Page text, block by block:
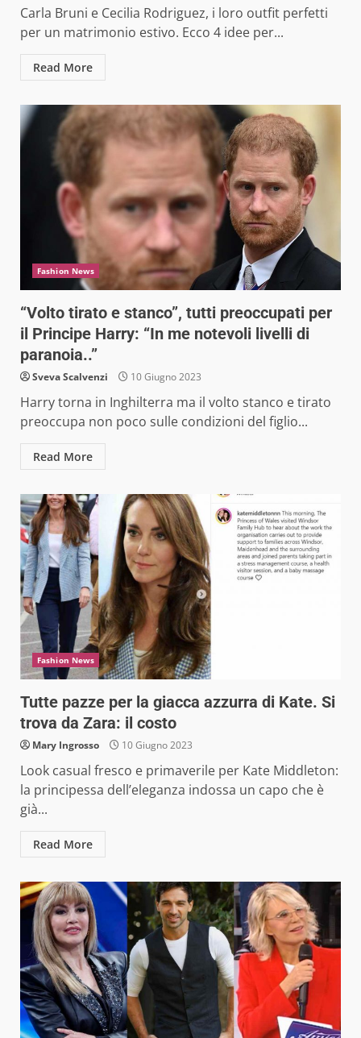
Carla Bruni e Cecilia Rodriguez, i loro outfit perfetti
per un matrimonio estivo. Ecco 4 idee per...
Read More
Fashion News
“Volto tirato e stanco”, tutti preoccupati per
il Principe Harry: “In me notevoli livelli di
paranoia..”
Sveva Scalvenzi 10 Giugno 2023
Harry torna in Inghilterra ma il volto stanco e tirato
preoccupa non poco sulle condizioni del figlio...
Read More
Fashion News
Tutte pazze per la giacca azzurra di Kate. Si
trova da Zara: il costo
Mary Ingrosso 10 Giugno 2023
Look casual fresco e primaverile per Kate Middleton:
la principessa dell’eleganza indossa un capo che è
già...
Read More